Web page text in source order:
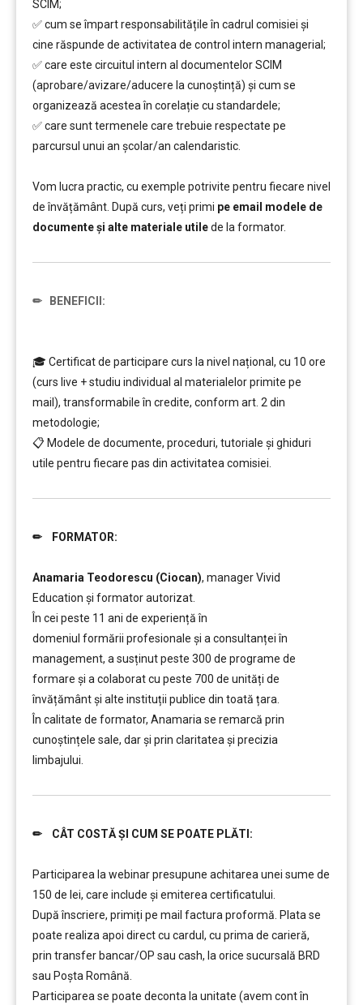
SCIM;
✅cum se împart responsabilitățile în cadrul comisiei şi
cine răspunde de activitatea de control intern managerial;
✅care este circuitul intern al documentelor SCIM
(aprobare/avizare/aducere la cunoştință) și cum se
organizează acestea în corelație cu standardele;
✅care sunt termenele care trebuie respectate pe
parcursul unui an şcolar/an calendaristic.
Vom lucra practic, cu exemple potrivite pentru fiecare nivel
de învățământ. După curs, veți primi pe email modele de
documente și alte materiale utilede la formator.
✏ BENEFICII:
🎓 Certificat de participare curs la nivel național, cu 10 ore
(curs live + studiu individual al materialelor primite pe
mail), transformabile în credite, conform art. 2 din
metodologie;
📋 Modele de documente, proceduri, tutoriale și ghiduri
utile pentru fiecare pas din activitatea comisiei.
✏ FORMATOR:
Anamaria Teodorescu (Ciocan), manager Vivid
Education și formator autorizat.
În cei peste 11 ani de experiență în
domeniul formării profesionale și a consultanței în
management, a susținut peste 300 de programe de
formare și a colaborat cu peste 700 de unități de
învățământ şi alte instituții publice din toată țara.
În calitate de formator, Anamaria se remarcă prin
cunoștințele sale, dar și prin claritatea și precizia
limbajului.
✏ CÂT COSTĂ ȘI CUM SE POATE PLĂTI:
Participarea la webinar presupune achitarea unei sume de
150 de lei, care include şi emiterea certificatului.
După înscriere, primiți pe mail factura proformă. Plata se
poate realiza apoi direct cu cardul, cu prima de carieră,
prin transfer bancar/OP sau cash, la orice sucursală BRD
sau Poșta Română.
Participarea se poate deconta la unitate (avem cont în